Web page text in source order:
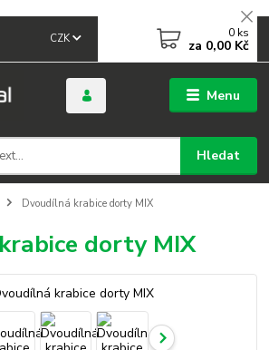
Menu
CZK
Hledat
0 ks
za 0,00 Kč
Dvoudílná krabice dorty MIX
dorty MIX